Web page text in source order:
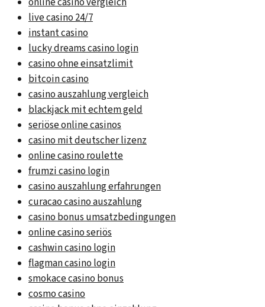
live casino 24/7
instant casino
lucky dreams casino login
casino ohne einsatzlimit
bitcoin casino
casino auszahlung vergleich
blackjack mit echtem geld
seriöse online casinos
casino mit deutscher lizenz
online casino roulette
frumzi casino login
casino auszahlung erfahrungen
curacao casino auszahlung
casino bonus umsatzbedingungen
online casino seriös
cashwin casino login
flagman casino login
smokace casino bonus
cosmo casino